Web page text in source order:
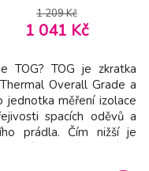
1 209 Kč
1 041 Kč
TOG? TOG je zkratka
Overall Grade a
jednotka měření izolace
spacích oděvů a
prádla. Čím nižší je